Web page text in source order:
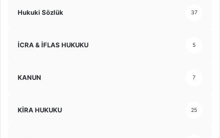
Hukuki Sözlük 37
İCRA & İFLAS HUKUKU 5
KANUN 7
KİRA HUKUKU 25